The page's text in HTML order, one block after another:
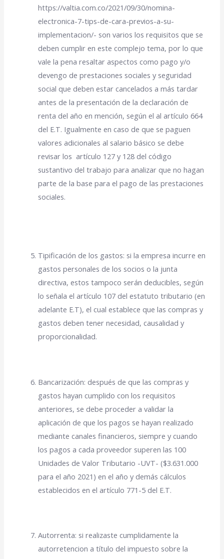
https://valtia.com.co/2021/09/30/nomina-
electronica-7-tips-de-cara-previos-a-su-
implementacion/- son varios los requisitos que se
deben cumplir en este complejo tema, por lo que
vale la pena resaltar aspectos como pago y/o
devengo de prestaciones sociales y seguridad
social que deben estar cancelados a más tardar
antes de la presentación de la declaración de
renta del año en mención, según el al artículo 664
del E.T. Igualmente en caso de que se paguen
valores adicionales al salario básico se debe
revisar los artículo 127 y 128 del código
sustantivo del trabajo para analizar que no hagan
parte de la base para el pago de las prestaciones
sociales.
Tipificación de los gastos: si la empresa incurre en
gastos personales de los socios o la junta
directiva, estos tampoco serán deducibles, según
lo señala el artículo 107 del estatuto tributario (en
adelante E.T), el cual establece que las compras y
gastos deben tener necesidad, causalidad y
proporcionalidad.
Bancarización: después de que las compras y
gastos hayan cumplido con los requisitos
anteriores, se debe proceder a validar la
aplicación de que los pagos se hayan realizado
mediante canales financieros, siempre y cuando
los pagos a cada proveedor superen las 100
Unidades de Valor Tributario -UVT- ($3.631.000
para el año 2021) en el año y demás cálculos
establecidos en el artículo 771-5 del E.T.
Autorrenta: si realizaste cumplidamente la
autorretencion a título del impuesto sobre la